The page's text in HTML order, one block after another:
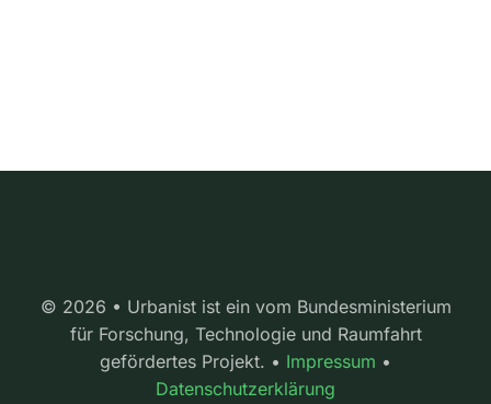
© 2026 • Urbanist ist ein vom Bundesministerium
für Forschung, Technologie und Raumfahrt
gefördertes Projekt. • Impressum •
Datenschutzerklärung